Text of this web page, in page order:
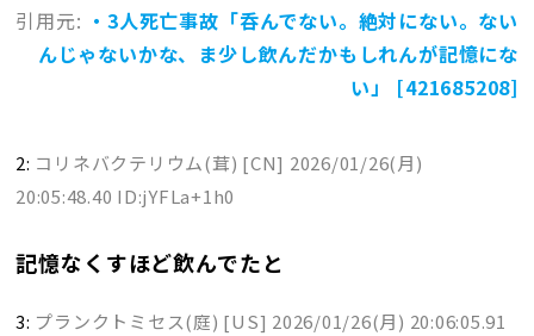
引用元: ・3人死亡事故「呑んでない。絶対にない。ない
んじゃないかな、ま少し飲んだかもしれんが記憶にな
い」 [421685208]
2: コリネバクテリウム(茸) [CN] 2026/01/26(月)
20:05:48.40 ID:jYFLa+1h0
記憶なくすほど飲んでたと
3: プランクトミセス(庭) [US] 2026/01/26(月) 20:06:05.91